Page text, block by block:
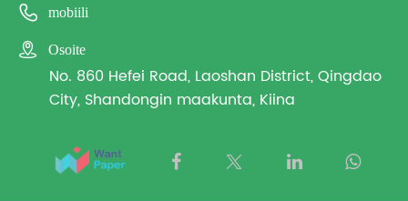
 mobiili
 Osoite
No. 860 Hefei Road, Laoshan District, Qingdao
City, Shandongin maakunta, Kiina